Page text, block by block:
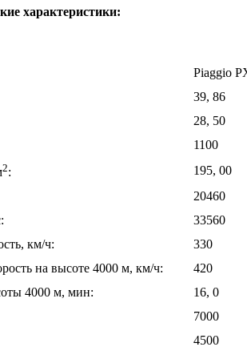
характеристики:
Piaggio
39, 86
28, 50
1100
2:
195, 00
20460
33560
км/ч:
330
на высоте 4000 м, км/ч:
420
4000 м, мин:
16, 0
7000
4500